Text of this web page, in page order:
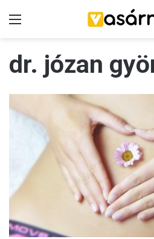
dr. józan